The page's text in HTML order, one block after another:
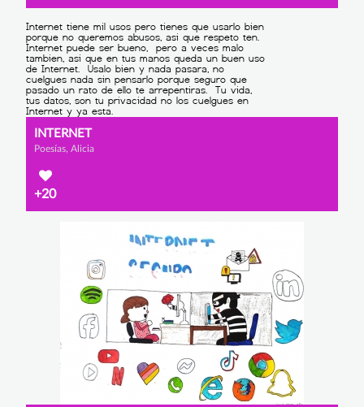
INTERNET
Poesías, Alicia
+20